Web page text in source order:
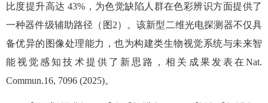
比度提升高达 43% ，为色觉缺陷人群在色彩辨识方面提供了
一种器件级辅助路径（图 2）。该新型二维光电探测器不仅具
备优异的图像处理能力，也为构建类生物视觉系统与未来智
能视觉感知技术提供了新思路，相关成果发表在 Nat.
Commun.16, 7096 (2025)。